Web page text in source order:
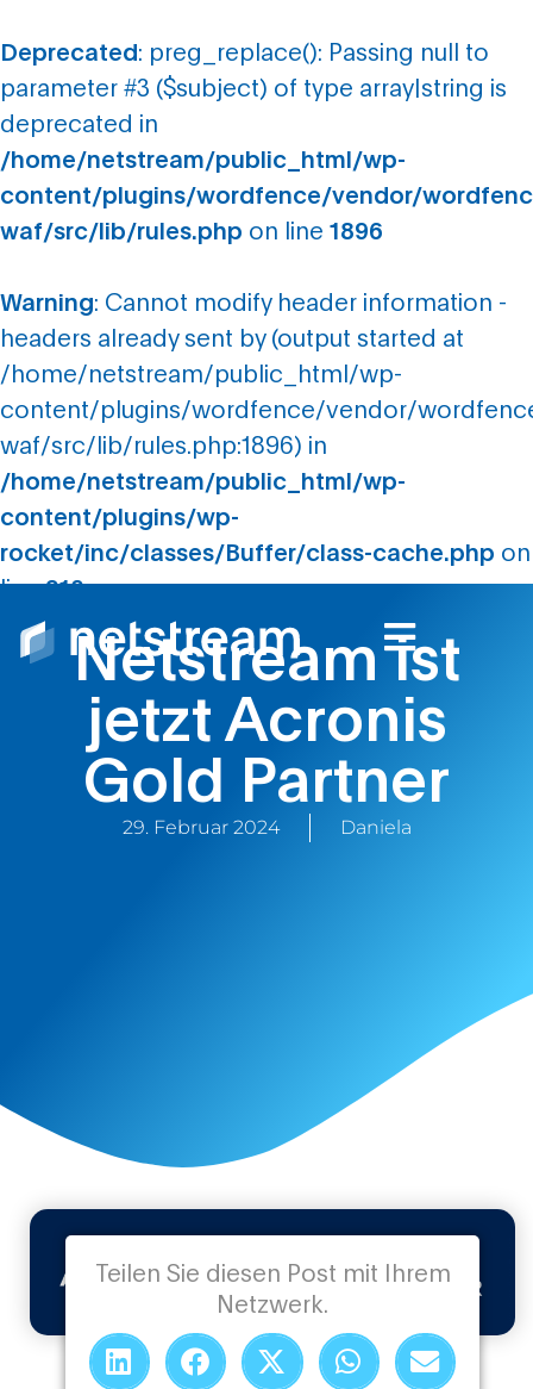
Deprecated : preg_replace(): Passing null to
parameter #3 ($subject) of type array|string is
deprecated in
/home/netstream/public_html/wp-
content/plugins/wordfence/vendor/
waf/src/lib/rules.php on line 1896
Warning: Cannot modify header information -
headers already sent by (output started at
/home/netstream/public_html/wp-
content/plugins/wordfence/vendor/
waf/src/lib/rules.php:1896) in
/home/netstream/public_html/wp-
content/plugins/wp-
rocket/inc/classes/Buffer/class-cache.php on
line210
Netstream ist
jetzt Acronis
Gold Partner
29. Februar 2024 Daniela
Teilen Sie diesen Post mit Ihrem
Netzwerk.